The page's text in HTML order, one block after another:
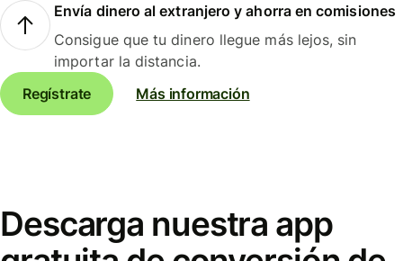
Envía dinero al extranjero y ahorra en comisiones
Consigue que tu dinero llegue más lejos, sin
importar la distancia.
Regístrate
Más información
Descarga nuestra app